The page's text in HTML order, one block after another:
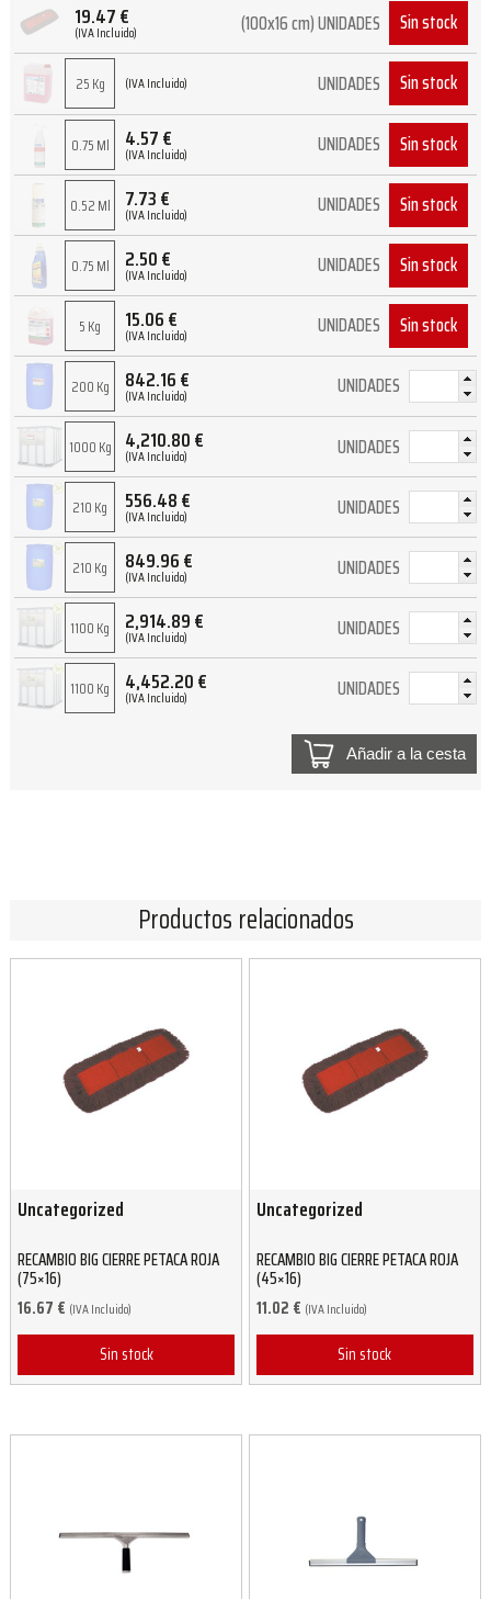
19.47€
(IVA Incluido) (100x16 cm) UNIDADES Sin stock
25 Kg (IVA Incluido) UNIDADES Sin stock
0.75 Ml 4.57€
(IVA Incluido) UNIDADES Sin stock
0.52 Ml 7.73€
(IVA Incluido) UNIDADES Sin stock
0.75 Ml 2.50€
(IVA Incluido) UNIDADES Sin stock
5 Kg 15.06€
(IVA Incluido) UNIDADES Sin stock
200 Kg 842.16€
(IVA Incluido) UNIDADES
1000 Kg 4,210.80€
(IVA Incluido) UNIDADES
210 Kg 556.48€
(IVA Incluido) UNIDADES
210 Kg 849.96€
(IVA Incluido) UNIDADES
1100 Kg 2,914.89€
(IVA Incluido) UNIDADES
1100 Kg 4,452.20€
(IVA Incluido) UNIDADES
Añadir a la cesta
Productos relacionados
Uncategorized
RECAMBIO BIG CIERRE PETACA ROJA
(75×16)
16.67 € (IVA Incluido)
Sin stock
Uncategorized
RECAMBIO BIG CIERRE PETACA ROJA
(45×16)
11.02 € (IVA Incluido)
Sin stock